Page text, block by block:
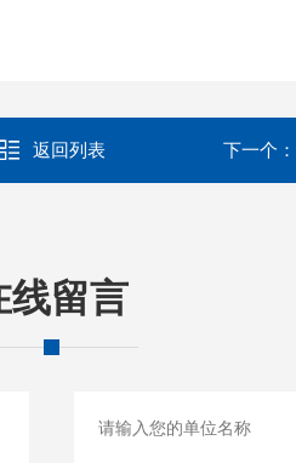
返回列表 下一个：
线留言